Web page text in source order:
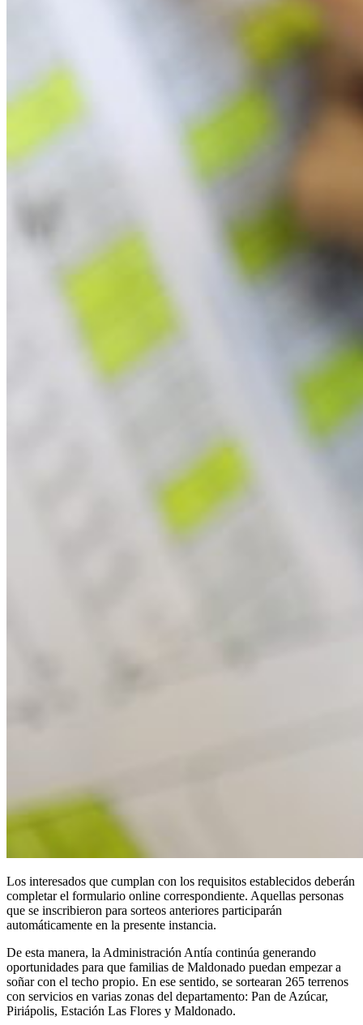
Los interesados que cumplan con los requisitos establecidos deberán
completar el formulario online correspondiente. Aquellas personas
que se inscribieron para sorteos anteriores participarán
automáticamente en la presente instancia.
De esta manera, la Administración Antía continúa generando
oportunidades para que familias de Maldonado puedan empezar a
soñar con el techo propio. En ese sentido, se sortearan 265 terrenos
con servicios en varias zonas del departamento: Pan de Azúcar,
Piriápolis, Estación Las Flores y Maldonado.